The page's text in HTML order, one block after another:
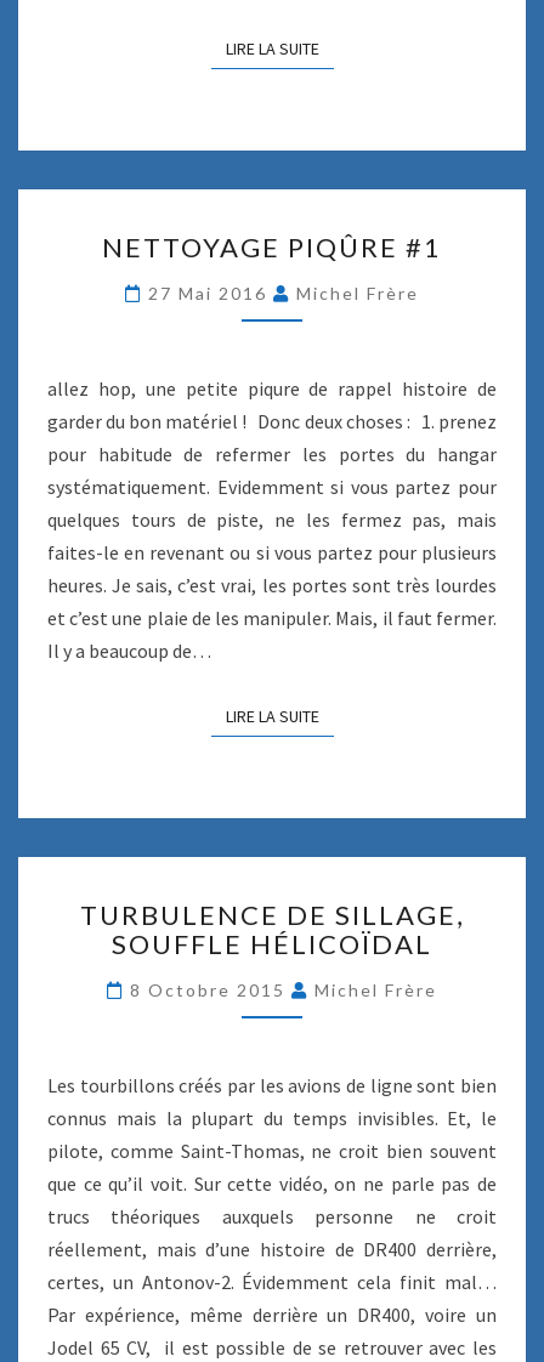
I
O
U
U
L
E
N
S
!
LIRE LA SUITELIRE LA SUITE
E
T
O
A
E
P
I
Q
E
#
NETTOYAGE PIQÛRE #1
27 Mai 2016 Michel Frère
allez hop, une petite piqure de rappel histoire de
garder du bon matériel ! Donc deux choses : 1. prenez
pour habitude de refermer les portes du hangar
systématiquement. Evidemment si vous partez pour
quelques tours de piste, ne les fermez pas, mais
faites-le en revenant ou si vous partez pour plusieurs
heures. Je sais, c’est vrai, les portes sont très lourdes
et c’est une plaie de les manipuler. Mais, il faut fermer.
Il y a beaucoup de…
LIRE LA SUITELIRE LA SUITE
U
R
U
L
N
E
D
E
S
I
L
L
A
G
TURBULENCE DE SILLAGE,
SOUFFLE HÉLICOÏDAL
8 Octobre 2015 Michel Frère
Les tourbillons créés par les avions de ligne sont bien
connus mais la plupart du temps invisibles. Et, le
pilote, comme Saint-Thomas, ne croit bien souvent
que ce qu’il voit. Sur cette vidéo, on ne parle pas de
trucs théoriques auxquels personne ne croit
réellement, mais d’une histoire de DR400 derrière,
certes, un Antonov-2. Évidemment cela finit mal…
Par expérience, même derrière un DR400, voire un
Jodel 65 CV, il est possible de se retrouver avec les